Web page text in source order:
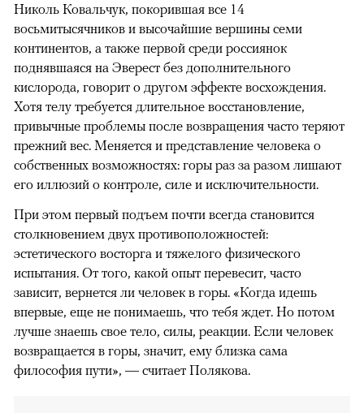
Николь Ковальчук, покорившая все 14
восьмитысячников и высочайшие вершины семи
континентов, а также первой среди россиянок
поднявшаяся на Эверест без дополнительного
кислорода, говорит о другом эффекте восхождения.
Хотя телу требуется длительное восстановление,
привычные проблемы после возвращения часто теряют
прежний вес. Меняется и представление человека о
собственных возможностях: горы раз за разом лишают
его иллюзий о контроле, силе и исключительности.
При этом первый подъем почти всегда становится
столкновением двух противоположностей:
эстетического восторга и тяжелого физического
испытания. От того, какой опыт перевесит, часто
зависит, вернется ли человек в горы. «Когда идешь
впервые, еще не понимаешь, что тебя ждет. Но потом
лучше знаешь свое тело, силы, реакции. Если человек
возвращается в горы, значит, ему близка сама
философия пути», — считает Полякова.